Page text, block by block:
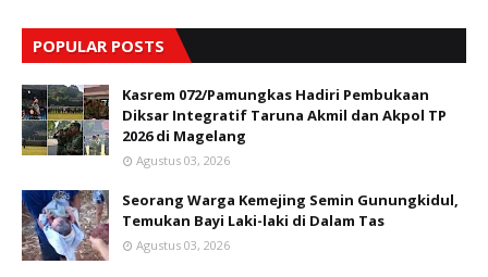
POPULAR POSTS
Kasrem 072/Pamungkas Hadiri Pembukaan
Diksar Integratif Taruna Akmil dan Akpol TP
2026 di Magelang
Agustus 03, 2026
Seorang Warga Kemejing Semin Gunungkidul,
Temukan Bayi Laki-laki di Dalam Tas
Agustus 03, 2026